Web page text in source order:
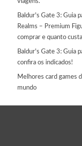
Baldur's Gate 3: Guia
Realms – Premium
comprar e quanto
Baldur's Gate 3: Guia
confira os indicados!
Melhores card games
mundo